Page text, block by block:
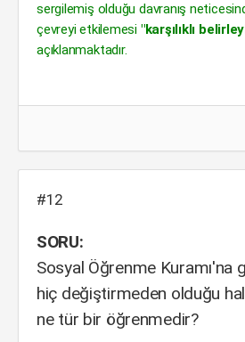
sergilemiş olduğu davranış
çevreyi etkilemesi "karşılıklı
açıklanmaktadır.
#12
SORU:
Sosyal Öğrenme Kuramı'na
hiç değiştirmeden olduğu
ne tür bir öğrenmedir?